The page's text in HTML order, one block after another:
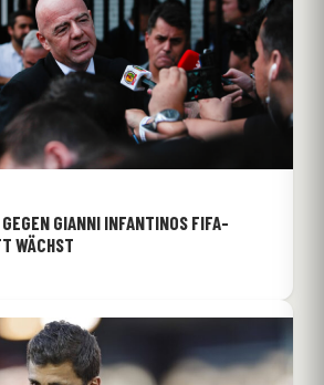
GIANNI INFANTINOS FIFA-
WÄCHST